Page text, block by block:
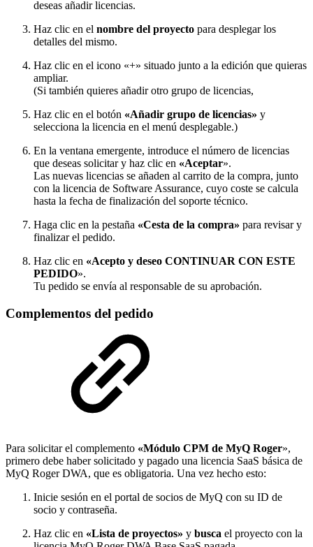
deseas añadir licencias.
Haz clic en el nombre del proyecto para desplegar los
detalles del mismo.
Haz clic en el icono «+» situado junto a la edición que quieras
ampliar.
(Si también quieres añadir otro grupo de licencias,
Haz clic en el botón «Añadir grupo de licencias» y
selecciona la licencia en el menú desplegable.)
En la ventana emergente, introduce el número de licencias
que deseas solicitar y haz clic en «Aceptar».
Las nuevas licencias se añaden al carrito de la compra, junto
con la licencia de Software Assurance, cuyo coste se calcula
hasta la fecha de finalización del soporte técnico.
Haga clic en la pestaña «Cesta de la compra» para revisar y
finalizar el pedido.
Haz clic en «Acepto y deseo CONTINUAR CON ESTE
PEDIDO».
Tu pedido se envía al responsable de su aprobación.
Complementos del pedido
Para solicitar el complemento «Módulo CPM de MyQ Roger»,
primero debe haber solicitado y pagado una licencia SaaS básica de
MyQ Roger DWA, que es obligatoria. Una vez hecho esto:
Inicie sesión en el portal de socios de MyQ con su ID de
socio y contraseña.
Haz clic en «Lista de proyectos» y busca el proyecto con la